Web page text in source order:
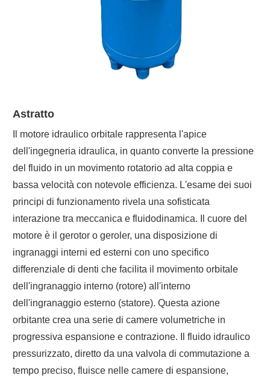
Astratto
Il motore idraulico orbitale rappresenta l'apice
dell'ingegneria idraulica, in quanto converte la pressione
del fluido in un movimento rotatorio ad alta coppia e
bassa velocità con notevole efficienza. L'esame dei suoi
principi di funzionamento rivela una sofisticata
interazione tra meccanica e fluidodinamica. Il cuore del
motore è il gerotor o geroler, una disposizione di
ingranaggi interni ed esterni con uno specifico
differenziale di denti che facilita il movimento orbitale
dell'ingranaggio interno (rotore) all'interno
dell'ingranaggio esterno (statore). Questa azione
orbitante crea una serie di camere volumetriche in
progressiva espansione e contrazione. Il fluido idraulico
pressurizzato, diretto da una valvola di commutazione a
tempo preciso, fluisce nelle camere di espansione,